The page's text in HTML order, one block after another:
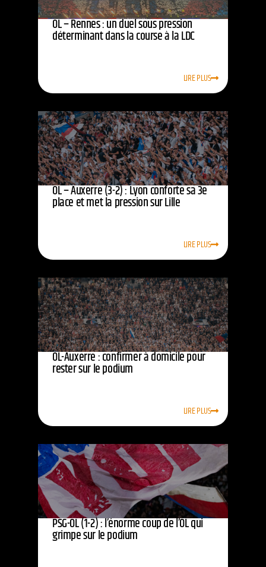
OL – Rennes : un duel sous pression
déterminant dans la course à la LDC
LIRE PLUS
OL – Auxerre (3-2) : Lyon conforte sa 3e
place et met la pression sur Lille
LIRE PLUS
OL-Auxerre : confirmer à domicile pour
rester sur le podium
LIRE PLUS
PSG-OL (1-2) : l’énorme coup de l’OL qui
grimpe sur le podium